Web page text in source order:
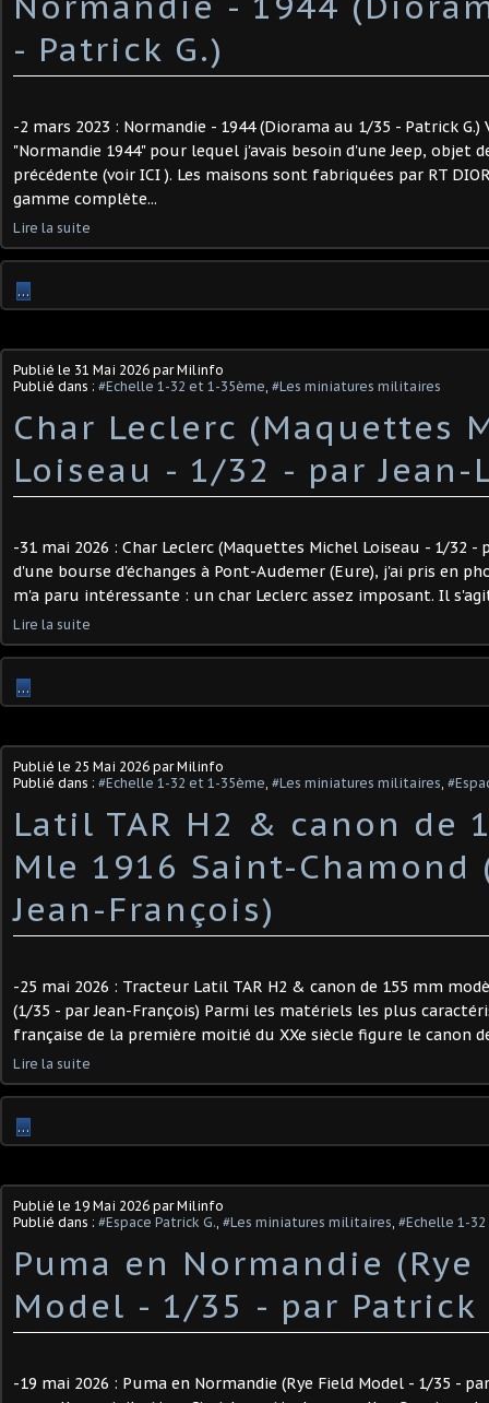
- Patrick G.)
-2 mars 2023 : Normandie - 1944 (Diorama au 1/35 - Patrick G.)
"Normandie 1944" pour lequel j'avais besoin d'une Jeep, objet
précédente (voir ICI ). Les maisons sont fabriquées par RT
gamme complète...
Lire la suite
…
Publié le 31 Mai 2026 par Milinfo
Publié dans : #Echelle 1-32 et 1-35ème, #Les miniatures militaires
Char Leclerc (Maquettes
Loiseau - 1/32 - par Jean-
-31 mai 2026 : Char Leclerc (Maquettes Michel Loiseau - 1/32 -
d'une bourse d'échanges à Pont-Audemer (Eure), j'ai pris en
m'a paru intéressante : un char Leclerc assez imposant. Il
Lire la suite
…
Publié le 25 Mai 2026 par Milinfo
Publié dans : #Echelle 1-32 et 1-35ème, #Les miniatures militaires,
Latil TAR H2 & canon de
Mle 1916 Saint-Chamond
Jean-François)
-25 mai 2026 : Tracteur Latil TAR H2 & canon de 155 mm
(1/35 - par Jean-François) Parmi les matériels les plus
française de la première moitié du XXe siècle figure le canon
Lire la suite
…
Publié le 19 Mai 2026 par Milinfo
Publié dans : #Espace Patrick G., #Les miniatures militaires, #Echelle 1-
Puma en Normandie
Model - 1/35 - par Patrick
-19 mai 2026 : Puma en Normandie (Rye Field Model - 1/35 -